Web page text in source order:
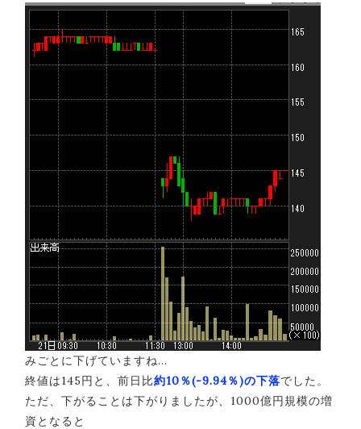
みごとに下げていますね…
終値は145円と、前日比約10％(-9.94％)の下落でした。
ただ、下がることは下がりましたが、1000億円規模の増
資となると